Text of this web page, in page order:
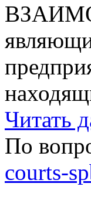
Читать
По
courts-